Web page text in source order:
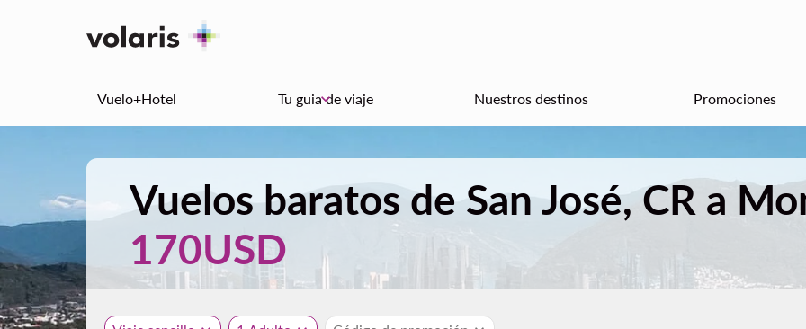
Vuelo+Hotel Tu guia de viaje
keyboard_arrow_down Nuestros destinos Promociones
Vuelos baratos de San José, CR a
170USD